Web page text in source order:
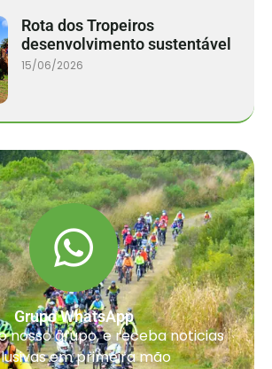
Rota dos Tropeiros
desenvolvimento sustentável
15/06/2026
Grupo WhatsApp
nosso grupo, e receba noticias
em primeira mão